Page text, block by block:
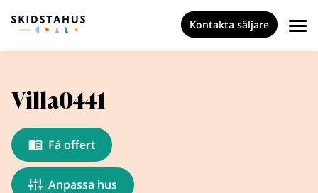
Kontakta säljare
Villa0441
Få offert
Anpassa hus